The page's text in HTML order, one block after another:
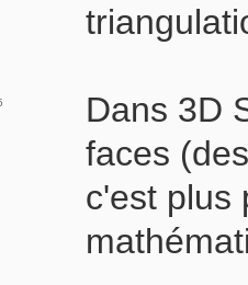
Dans 3D
faces
c'est plus